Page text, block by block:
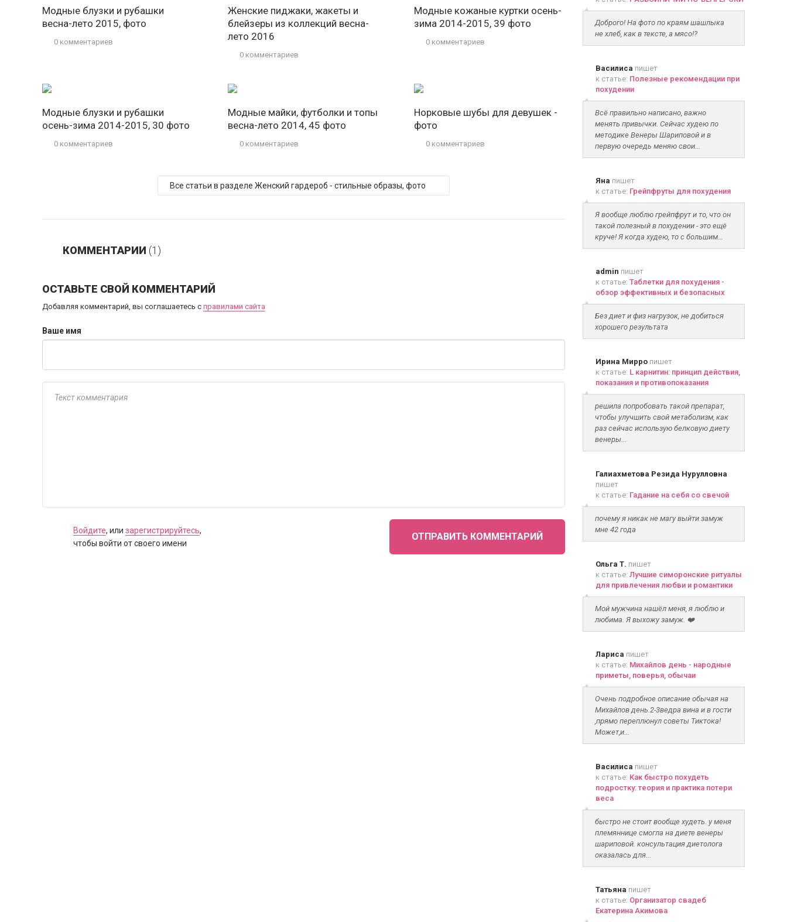
Модные блузки и рубашки
весна-лето 2015, фото
0 комментариев
Женские пиджаки, жакеты и
блейзеры из коллекций весна-
лето 2016
0 комментариев
Модные кожаные куртки осень-
зима 2014-2015, 39 фото
0 комментариев
Модные блузки и рубашки
осень-зима 2014-2015, 30 фото
0 комментариев
Модные майки, футболки и топы
весна-лето 2014, 45 фото
0 комментариев
Норковые шубы для девушек -
фото
0 комментариев
Все статьи в разделе Женский гардероб - стильные образы, фото
КОММЕНТАРИИ (1)
ОСТАВЬТЕ СВОЙ КОММЕНТАРИЙ
Добавляя комментарий, вы соглашаетесь с правилами сайта
Ваше имя
Войдите, или зарегистрируйтесь,
чтобы войти от своего имени
ОТПРАВИТЬ КОММЕНТАРИЙ
Доброго! На фото по краям шашлыка
не хлеб, как в тексте, а мясо!?
Василиса пишет
к статье: Полезные рекомендации при
похудении
Всё правильно написано, важно
менять привычки. Сейчас худею по
методике Венеры Шариповой и в
первую очередь меняю свои...
Яна пишет
к статье: Грейпфруты для похудения
Я вообще люблю грейпфрут и то, что он
такой полезный в похудении - это ещё
круче! Я когда худею, то с большим...
admin пишет
к статье: Таблетки для похудения -
обзор эффективных и безопасных
Без диет и физ нагрузок, не добиться
хорошего результата
Ирина Мирропишет
к статье: L карнитин: принцип действия,
показания и противопоказания
решила попробовать такой препарат,
чтобы улучшить свой метаболизм, как
раз сейчас использую белковую диету
венеры...
Галиахметова Резида Нурулловна
пишет
к статье: Гадание на себя со свечой
почему я никак не магу выйти замуж
мне 42 года
Ольга Т. пишет
к статье: Лучшие симоронские ритуалы
для привлечения любви и романтики
Мой мужчина нашёл меня, я люблю и
любима. Я выхожу замуж. ❤️
Лариса пишет
к статье: Михайлов день - народные
приметы, поверья, обычаи
Очень подробное описание обычая на
Михайлов день.2-3ведра вина и в гости
,прямо переплюнул советы Тиктока!
Может,и...
Василиса пишет
к статье: Как быстро похудеть
подростку: теория и практика потери
веса
быстро не стоит вообще худеть. у меня
племяннице смогла на диете венеры
шариповой. консультация диетолога
оказалась для...
Татьяна пишет
к статье: Организатор свадеб
Екатерина Акимова